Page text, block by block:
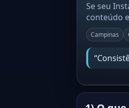
Se seu
conteúdo
Campinas